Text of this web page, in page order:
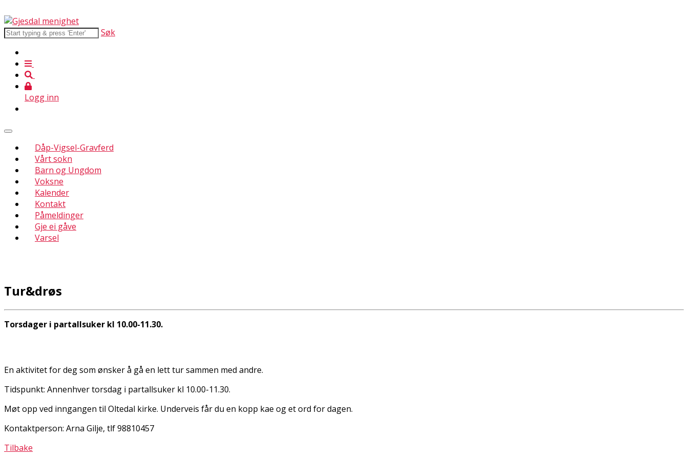
Søk
Logg inn
Dåp-Vigsel-Gravferd
Vårt sokn
Barn og Ungdom
Voksne
Kalender
Kontakt
Påmeldinger
Gje ei gåve
Varsel
Tur&drøs
Torsdager i partallsuker kl 10.00-11.30.
En aktivitet for deg som ønsker å gå en lett tur sammen med andre.
Tidspunkt: Annenhver torsdag i partallsuker kl 10.00-11.30.
Møt opp ved inngangen til Oltedal kirke. Underveis får du en kopp kaffe og et ord for dagen.
Kontaktperson: Arna Gilje, tlf 98810457
Tilbake